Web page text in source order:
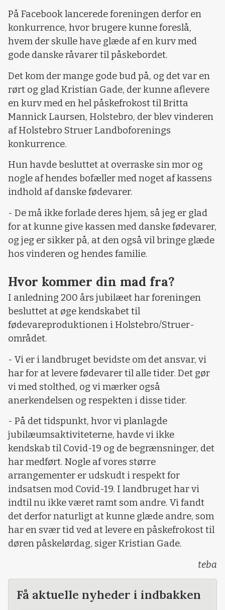
På Facebook lancerede foreningen derfor en
konkurrence, hvor brugere kunne foreslå,
hvem der skulle have glæde af en kurv med
gode danske råvarer til påskebordet.
Det kom der mange gode bud på, og det var en
rørt og glad Kristian Gade, der kunne aflevere
en kurv med en hel påskefrokost til Britta
Mannick Laursen, Holstebro, der blev vinderen
af Holstebro Struer Landboforenings
konkurrence.
Hun havde besluttet at overraske sin mor og
nogle af hendes bofæller med noget af kassens
indhold af danske fødevarer.
- De må ikke forlade deres hjem, så jeg er glad
for at kunne give kassen med danske fødevarer,
og jeg er sikker på, at den også vil bringe glæde
hos vinderen og hendes familie.
Hvor kommer din mad fra?
I anledning 200 års jubilæet har foreningen
besluttet at øge kendskabet til
fødevareproduktionen i Holstebro/Struer-
området.
- Vi er i landbruget bevidste om det ansvar, vi
har for at levere fødevarer til alle tider. Det gør
vi med stolthed, og vi mærker også
anerkendelsen og respekten i disse tider.
- På det tidspunkt, hvor vi planlagde
jubilæumsaktiviteterne, havde vi ikke
kendskab til Covid-19 og de begrænsninger, det
har medført. Nogle af vores større
arrangementer er udskudt i respekt for
indsatsen mod Covid-19. I landbruget har vi
indtil nu ikke været ramt som andre. Vi fandt
det derfor naturligt at kunne glæde andre, som
har en svær tid ved at levere en påskefrokost til
døren påskelørdag, siger Kristian Gade.
teba
Få aktuelle nyheder i indbakken